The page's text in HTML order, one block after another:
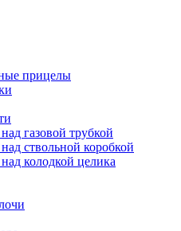
прицелы
газовой трубкой
ствольной коробкой
колодкой целика